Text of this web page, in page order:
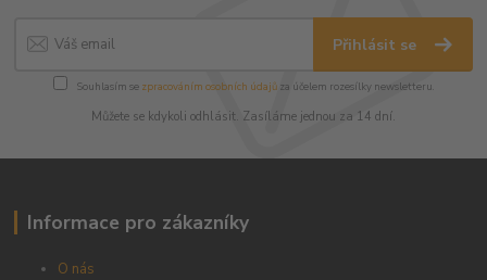
Přihlásit se
Souhlasím se zpracováním osobních údajůza účelem rozesílky newsletteru.
Můžete se kdykoli odhlásit. Zasíláme jednou za 14 dní.
Informace pro zákazníky
O nás